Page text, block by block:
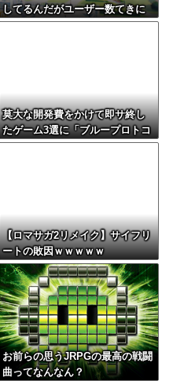
してるんだがユーザー数てきに
はどんなもん？
莫大な開発費をかけて即サ終し
たゲーム3選に「ブループロトコ
ル」「バビロン」「コンコー
【ロマサガ2リメイク】サイフリ
ートの敗因ｗｗｗｗｗ
お前らの思うJRPGの最高の戦闘
曲ってなんなん？